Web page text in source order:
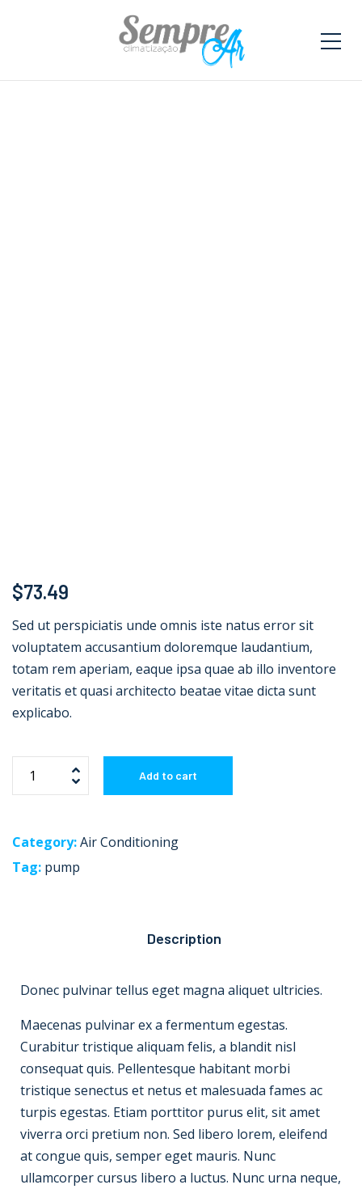
$73.49
Sed ut perspiciatis unde omnis iste natus error sit
voluptatem accusantium doloremque laudantium,
totam rem aperiam, eaque ipsa quae ab illo inventore
veritatis et quasi architecto beatae vitae dicta sunt
explicabo.
Add to cart
Category:Air Conditioning
Tag: pump
Description
Donec pulvinar tellus eget magna aliquet ultricies.
Maecenas pulvinar ex a fermentum egestas.
Curabitur tristique aliquam felis, a blandit nisl
consequat quis. Pellentesque habitant morbi
tristique senectus et netus et malesuada fames ac
turpis egestas. Etiam porttitor purus elit, sit amet
viverra orci pretium non. Sed libero lorem, eleifend
at congue quis, semper eget mauris. Nunc
ullamcorper cursus libero a luctus. Nunc urna neque,